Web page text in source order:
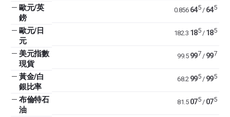
— 歐元/英
鎊
0.856 645/ 645
— 歐元/日
元
182.3 185/ 185
— 美元指數
現貨
99.5 997 / 997
— 黃金/白
銀比率
68.2 995/ 995
— 布倫特石
油
81.5 075/ 075